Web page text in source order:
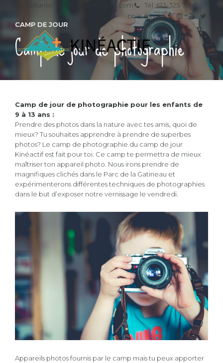
Courriel : frederic@kineactif.com Tél :613-325-7766
nous suivre
CAMP DE JOUR
Camp de jour de photographie
Camp de jour de photographie pour les enfants de
9 à 13 ans :
Prendre des photos dans la nature avec tes amis, quoi de
mieux? Tu souhaites apprendre à prendre de superbes
photos? Le camp de photographie du camp de jour
Kinéactif est fait pour toi. Ce camp te permettra de mieux
maîtriser ton appareil photo. Nous irons prendre de
magnifiques clichés dans le Parc de la Gatineau et
expérimenterons différentes techniques de photographies
dans le but d’exposer notre vernissage le vendredi.
Appareils photos fournis par le camp mais tu peux apporter